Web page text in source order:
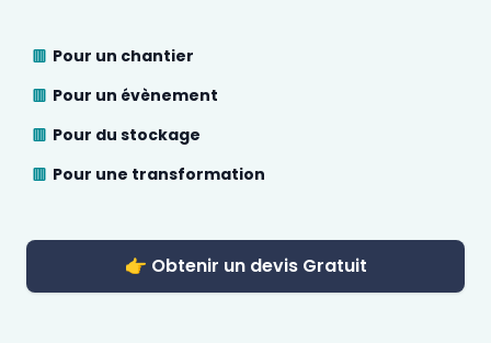
Pour un chantier
Pour un évènement
Pour du stockage
Pour une transformation
👉 Obtenir un devis Gratuit